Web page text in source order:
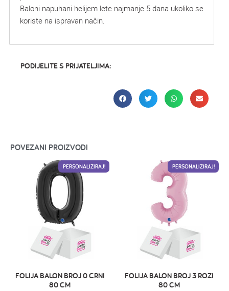
Baloni napuhani helijem lete najmanje 5 dana ukoliko se
koriste na ispravan način.
PODIJELITE S PRIJATELJIMA:
POVEZANI PROIZVODI
PERSONALIZIRAJ!
FOLIJA BALON BROJ 0 CRNI
80 CM
PERSONALIZIRAJ!
FOLIJA BALON BROJ 3 ROZI
80 CM